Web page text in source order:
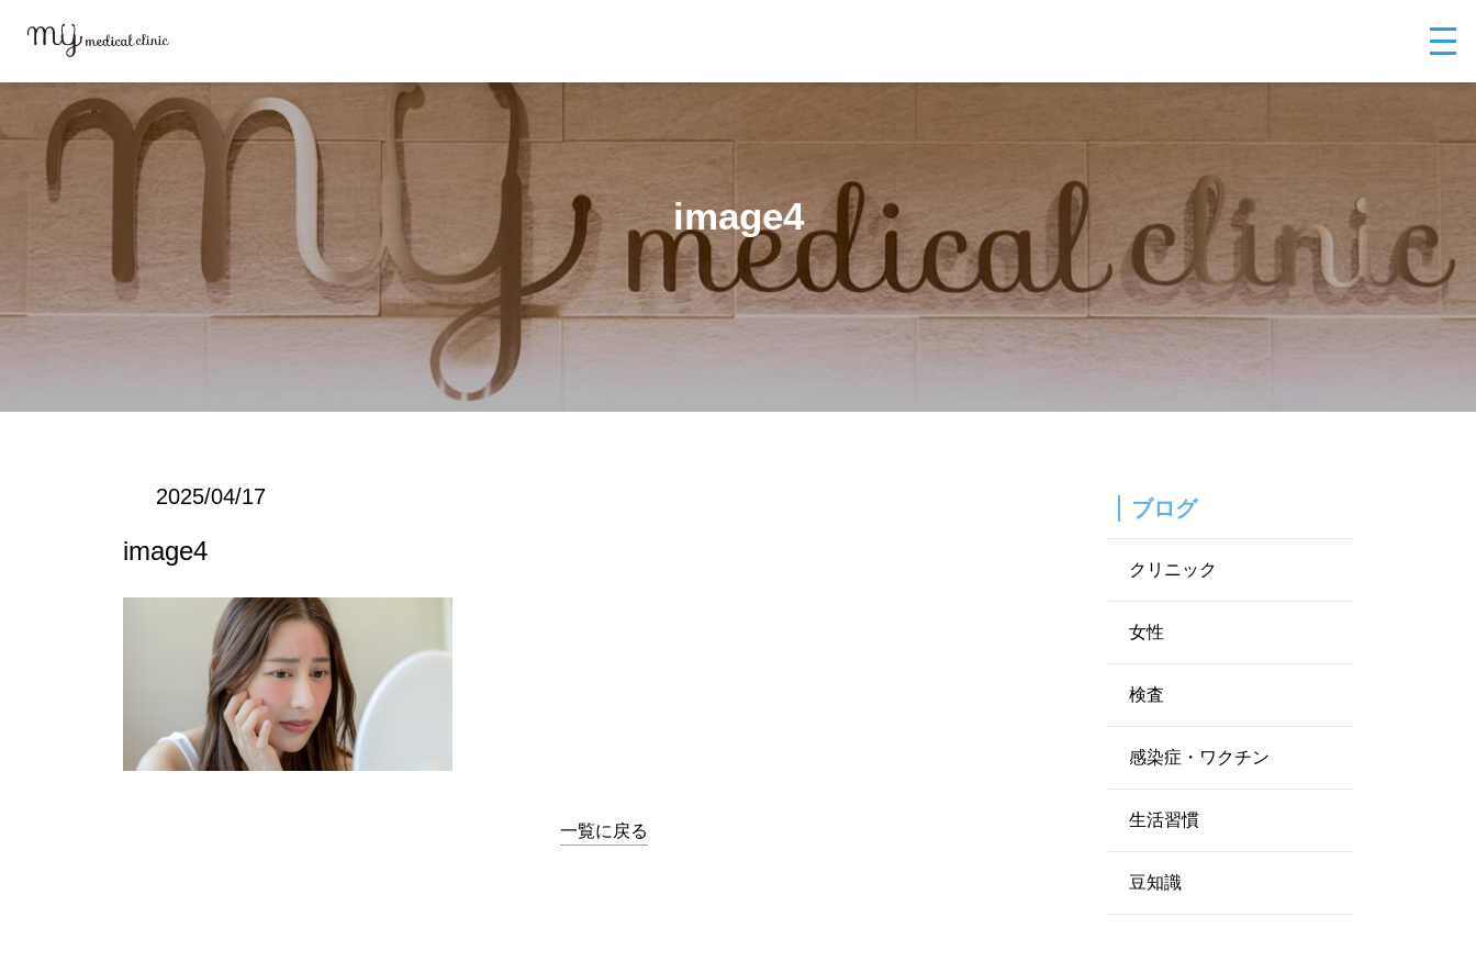
image4
2025/04/17
image4
一覧に戻る
ブログ
クリニック
女性
検査
感染症・ワクチン
生活習慣
豆知識